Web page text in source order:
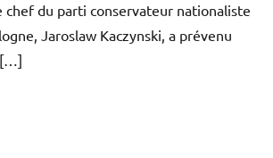
chef du parti conservateur nationaliste
Jaroslaw Kaczynski, a prévenu
[…]